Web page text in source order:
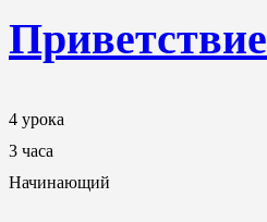
Приветствие
4 урока
3 часа
Начинающий